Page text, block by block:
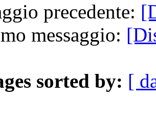
precedente:
messaggio:
sorted by: [